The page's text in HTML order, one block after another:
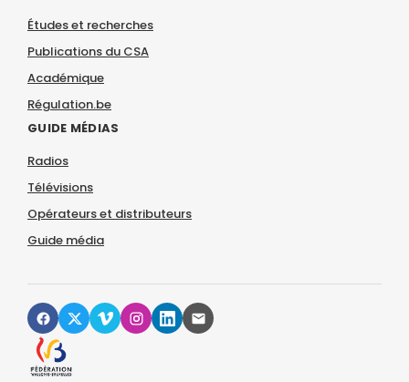
Études et recherches
Publications du CSA
Académique
Régulation.be
GUIDE MÉDIAS
Radios
Télévisions
Opérateurs et distributeurs
Guide média